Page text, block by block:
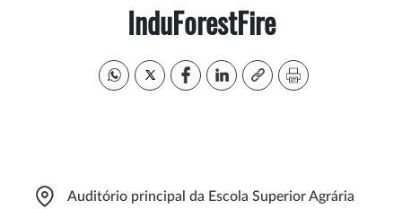
InduForestFire
Auditório principal da Escola Superior Agrária